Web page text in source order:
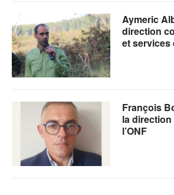
Aymeric
direction
et services
François
la
l’ONF